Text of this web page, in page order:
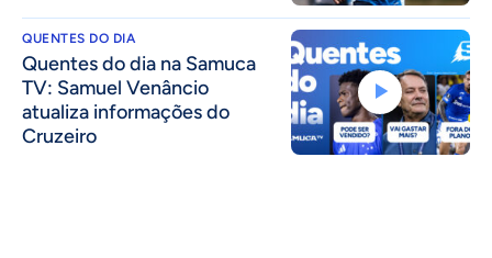
QUENTES DO DIA
Quentes do dia na Samuca
TV: Samuel Venâncio
atualiza informações do
Cruzeiro